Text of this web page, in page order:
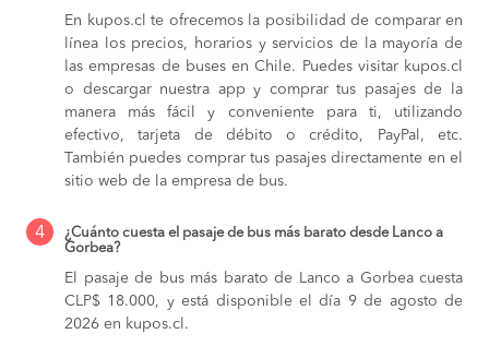
En kupos.cl te ofrecemos la posibilidad de comparar en
línea los precios, horarios y servicios de la mayoría de
las empresas de buses en Chile. Puedes visitar kupos.cl
o descargar nuestra app y comprar tus pasajes de la
manera más fácil y conveniente para ti, utilizando
efectivo, tarjeta de débito o crédito, PayPal, etc.
También puedes comprar tus pasajes directamente en el
sitio web de la empresa de bus.
4
¿Cuánto cuesta el pasaje de bus más barato desde Lanco a
Gorbea?
El pasaje de bus más barato de Lanco a Gorbea cuesta
CLP$ 18.000, y está disponible el día 9 de agosto de
2026 en kupos.cl.